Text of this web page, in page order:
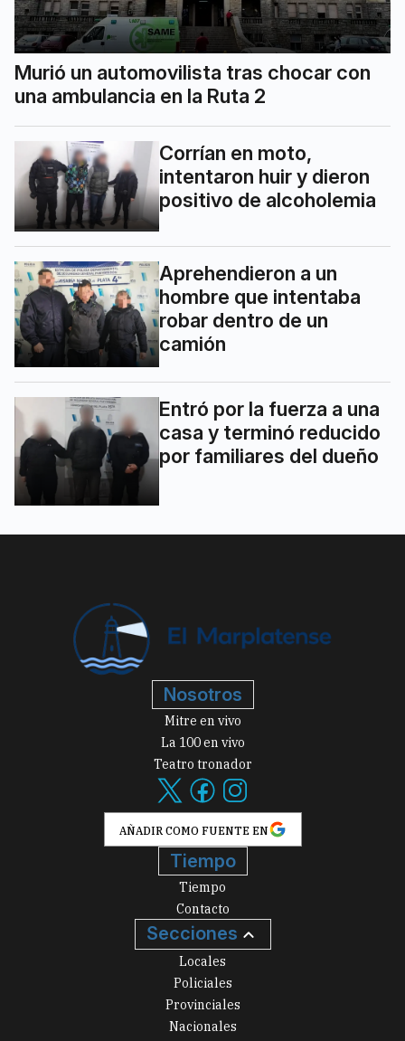
Murió un automovilista tras chocar con
una ambulancia en la Ruta 2
Corrían en moto,
intentaron huir y dieron
positivo de alcoholemia
Aprehendieron a un
hombre que intentaba
robar dentro de un
camión
Entró por la fuerza a una
casa y terminó reducido
por familiares del dueño
Nosotros
Mitre en vivo
La 100 en vivo
Teatro tronador
AÑADIR COMO FUENTE EN
Tiempo
Tiempo
Contacto
Secciones
Locales
Policiales
Provinciales
Nacionales